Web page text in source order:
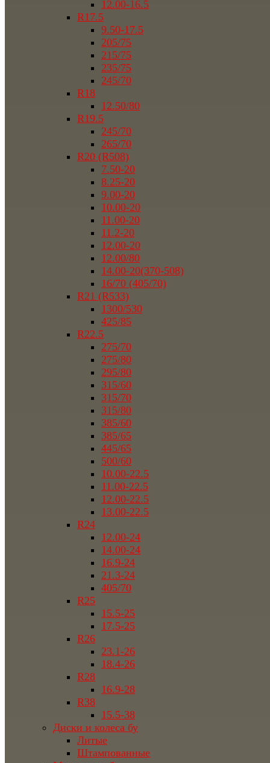
12.00-16.5
R17.5
9.50-17.5
205/75
215/75
235/75
245/70
R18
12.50/80
R19.5
245/70
265/70
R20 (R508)
7.50-20
8.25-20
9.00-20
10.00-20
11.00-20
11.2-20
12.00-20
12.00/80
14.00-20(370-508)
16/70 (405/70)
R21 (R533)
1300/530
425/85
R22.5
275/70
275/80
295/80
315/60
315/70
315/80
385/60
385/65
445/65
500/60
10.00-22.5
11.00-22.5
12.00-22.5
13.00-22.5
R24
12.00-24
14.00-24
16.9-24
21.3-24
405/70
R25
15.5-25
17.5-25
R26
23.1-26
18.4-26
R28
16.9-28
R38
15.5-38
Диски и колеса бу
Литые
Штампованные